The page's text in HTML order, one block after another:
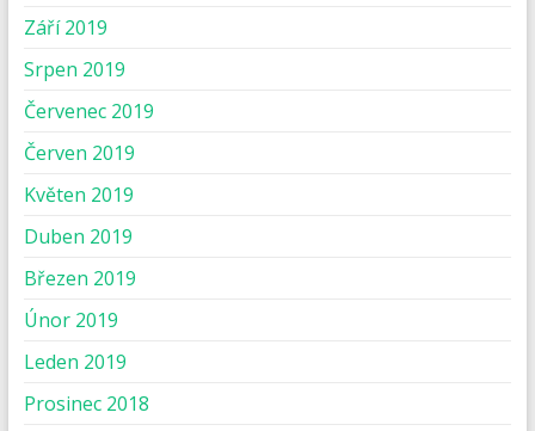
Září 2019
Srpen 2019
Červenec 2019
Červen 2019
Květen 2019
Duben 2019
Březen 2019
Únor 2019
Leden 2019
Prosinec 2018